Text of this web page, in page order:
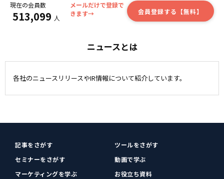
現在の会員数
513,099 人
メールだけで登録で
きます→
会員登録する【無料】
ニュースとは
各社のニュースリリースやIR情報について紹介しています。
記事をさがす
ツールをさがす
セミナーをさがす
動画で学ぶ
マーケティングを学ぶ
お役立ち資料